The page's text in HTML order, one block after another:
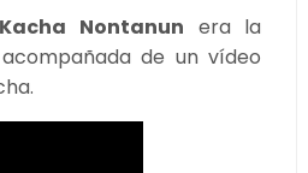
Kacha Nontanun era la
de un vídeo